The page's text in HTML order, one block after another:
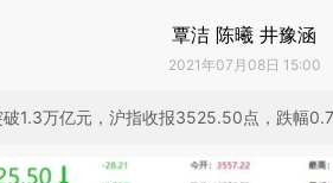
覃洁 陈曦 井豫涵
2021年07月08日 15:00
1.3万亿元，沪指收报3525.50点，跌幅